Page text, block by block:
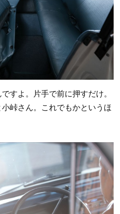
すよ。片手で前に押すだけ。
峠さん。これでもかというほ